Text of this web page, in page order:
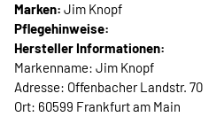
Marken: Jim Knopf
Pflegehinweise:
Hersteller Informationen:
Markenname: Jim Knopf
Adresse: Offenbacher Landstr. 70
Ort: 60599 Frankfurt am Main